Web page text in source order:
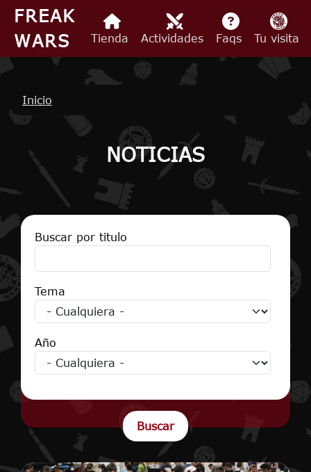
Pasar al contenido principal
FREAK
WARS
Tienda Actividades Faqs Tu visita
Ruta de navegación
Inicio
NOTICIAS
Buscar por titulo
Tema
Año